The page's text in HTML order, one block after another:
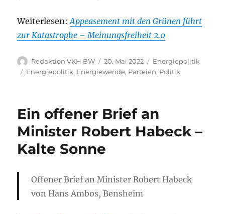
Weiterlesen:Appeasement mit den Grünen führt
zur Katastrophe – Meinungsfreiheit 2.0
Autor
Redaktion VKH BW
Veröffentlicht
am
20. Mai 2022 Kategorien
Energiepolitik
Schlagwörter
Energiepolitik, Energiewende, Parteien, Politik
Ein offener Brief an
Minister Robert Habeck –
Kalte Sonne
Offener Brief an Minister Robert Habeck
von Hans Ambos, Bensheim